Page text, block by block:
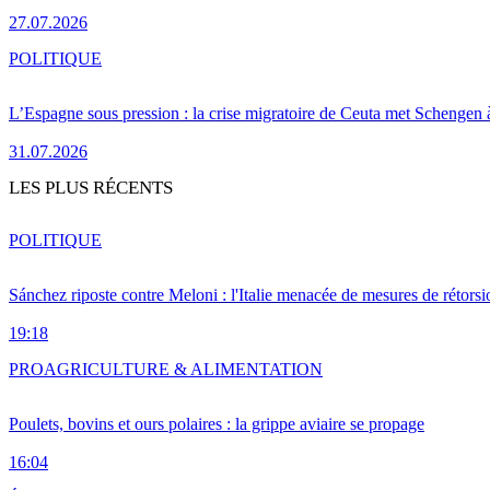
27.07.2026
L’Espagne sous pression : la crise migratoire de Ceuta met Schengen
31.07.2026
POLITIQUE
LES PLUS RÉCENTS
Sánchez riposte contre Meloni : l'Italie menacée de mesures de
19:18
POLITIQUE
Poulets, bovins et ours polaires : la grippe aviaire se propage
16:04
PROAGRICULTURE & ALIMENTATION